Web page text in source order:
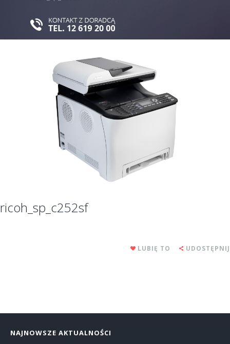
ricoh_sp_c252sf
LUBIĘ TO UDOSTĘPNIJ
NAJNOWSZE AKTUALNOŚCI